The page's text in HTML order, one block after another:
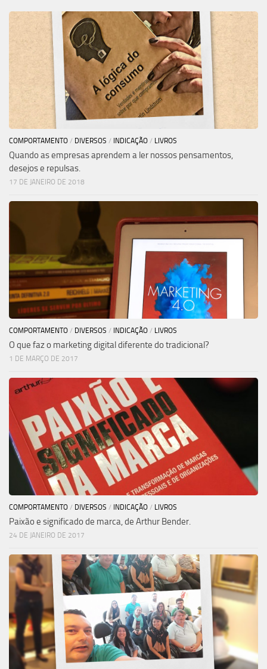
COMPORTAMENTO / DIVERSOS / INDICAÇÃO / LIVROS
Quando as empresas aprendem a ler nossos pensamentos,
desejos e repulsas.
17 DE JANEIRO DE 2018
COMPORTAMENTO / DIVERSOS / INDICAÇÃO / LIVROS
O que faz o marketing digital diferente do tradicional?
1 DE MARÇO DE 2017
COMPORTAMENTO / DIVERSOS / INDICAÇÃO / LIVROS
Paixão e significado de marca, de Arthur Bender.
24 DE JANEIRO DE 2017